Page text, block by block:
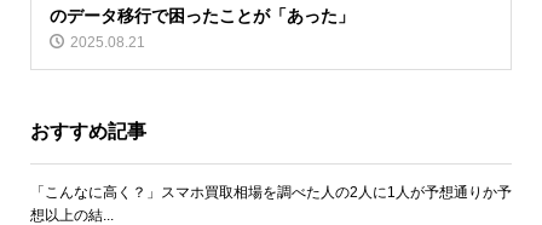
のデータ移行で困ったことが「あった」
2025.08.21
おすすめ記事
「こんなに高く？」スマホ買取相場を調べた人の2人に1人が予想通りか予
想以上の結...